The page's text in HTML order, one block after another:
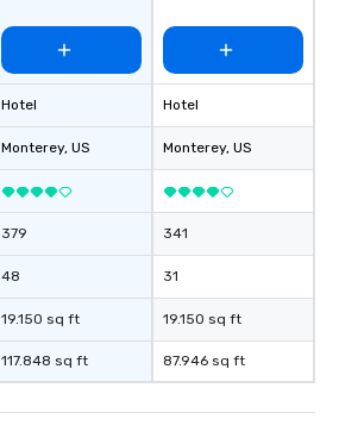
Hotel
Monterey, US
379
48
19.150 sq ft
117.848 sq ft
Hotel
Monterey, US
341
31
19.150 sq ft
87.946 sq ft